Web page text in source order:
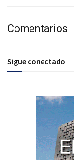
Comentarios
Sigue conectado